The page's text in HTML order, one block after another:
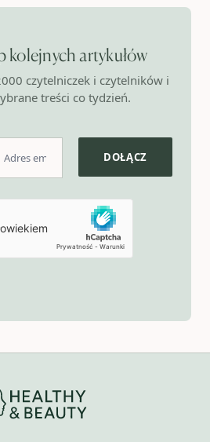
kolejnych artykułów
czytelniczek i czytelników i
treści co tydzień.